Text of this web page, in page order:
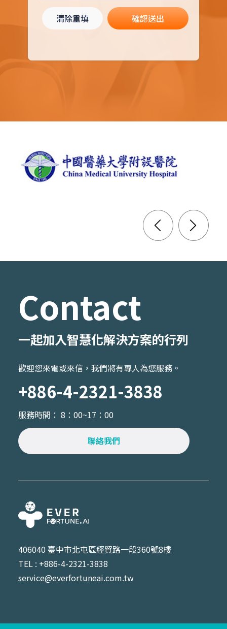
清除重填 確認送出
Contact
一起加入智慧化解決方案的行列
歡迎您來電或來信，我們將有專人為您服務。
+886-4-2321-3838
服務時間： 8：00~17：00
聯絡我們
406040 臺中市北屯區經貿路一段360號8樓
TEL : +886-4-2321-3838
service@everfortuneai.com.tw